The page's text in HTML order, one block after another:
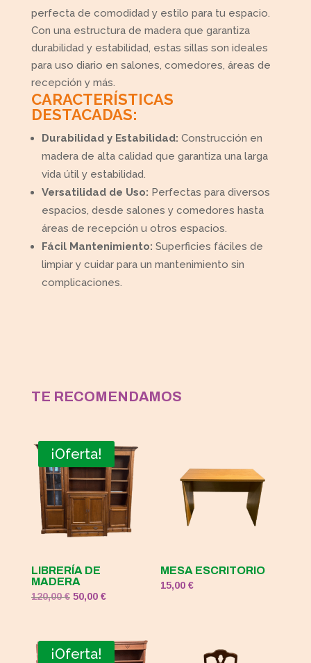
perfecta de comodidad y estilo para tu espacio.
Con una estructura de madera que garantiza
durabilidad y estabilidad, estas sillas son ideales
para uso diario en salones, comedores, áreas de
recepción y más.
CARACTERÍSTICAS
DESTACADAS:
Durabilidad y Estabilidad: Construcción en
madera de alta calidad que garantiza una larga
vida útil y estabilidad.
Versatilidad de Uso: Perfectas para diversos
espacios, desde salones y comedores hasta
áreas de recepción u otros espacios.
Fácil Mantenimiento: Superficies fáciles de
limpiar y cuidar para un mantenimiento sin
complicaciones.
TE RECOMENDAMOS
¡Oferta!
LIBRERÍA DE
MADERA
120,00€ El
era:
50,00 €El
es:
MESA ESCRITORIO
15,00€
¡Oferta!